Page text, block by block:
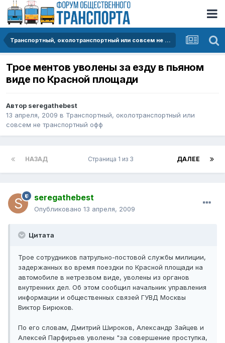
Транспортный, околотранспортный или совсем не транспортный офф
Трое ментов уволены за езду в пьяном
виде по Красной площади
Автор seregathebest
13 апреля, 2009 в Транспортный, околотранспортный или
совсем не транспортный офф
НАЗАД ДАЛЕЕ
Страница 1 из 3
seregathebest
Опубликовано 13 апреля, 2009
Цитата
Трое сотрудников патрульно-постовой службы милиции,
задержанных во время поездки по Красной площади на
автомобиле в нетрезвом виде, уволены из органов
внутренних дел. Об этом сообщил начальник управления
информации и общественных связей ГУВД Москвы
Виктор Бирюков.
По его словам, Дмитрий Широков, Александр Зайцев и
Алексей Парфирьев уволены "за совершение проступка,